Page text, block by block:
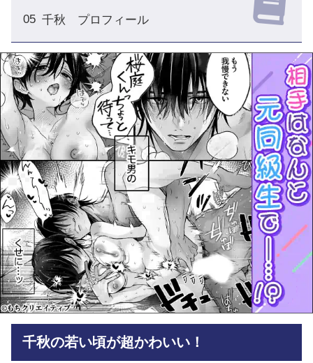
千秋 プロフィール
千秋の若い頃が超かわいい！